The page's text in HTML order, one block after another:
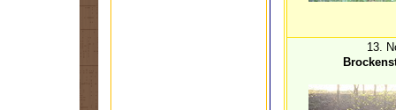
13.